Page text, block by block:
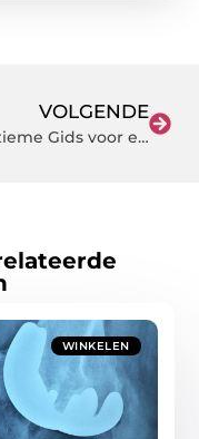
VOLGENDE
De Ultieme Gids voor een Klusjesman in Oosterhout
WINKELEN